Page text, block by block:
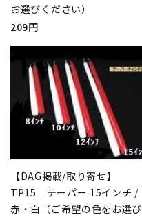
お選びください）
209円
【DAG掲載/取り寄せ】
TP15 テーパー 15インチ /
赤・白（ご希望の色をお選び